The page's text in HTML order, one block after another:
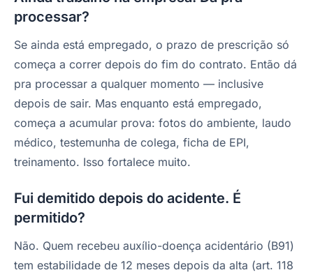
processar?
Se ainda está empregado, o prazo de prescrição só
começa a correr depois do fim do contrato. Então dá
pra processar a qualquer momento — inclusive
depois de sair. Mas enquanto está empregado,
começa a acumular prova: fotos do ambiente, laudo
médico, testemunha de colega, ficha de EPI,
treinamento. Isso fortalece muito.
Fui demitido depois do acidente. É
permitido?
Não. Quem recebeu auxílio-doença acidentário (B91)
tem estabilidade de 12 meses depois da alta (art. 118